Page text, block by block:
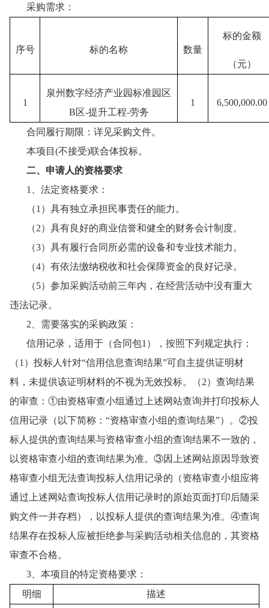
采购需求：
序号 标的名称 数量
标的金额
（元）
1
泉州数字经济产业园标准园区
B区-提升工程-劳务
1 6,500,000.00
合同履行期限：详见采购文件。
本项目 (不接受)联合体投标。
二、申请人的资格要求
1
法定资格要求：
（1）具有独立承担民事责任的能力。
（2）具有良好的商业信誉和健全的财务会计制度。
（3）具有履行合同所必需的设备和专业技术能力。
（4）有依法缴纳税收和社会保障资金的良好记录。
（5）参加采购活动前三年内，在经营活动中没有重大
违法记录。
2、需要落实的采购政策：
信用记录，适用于（合同包1），按照下列规定执行：
（1）投标人针对“信用信息查询结果”可自主提供证明材
料，未提供该证明材料的不视为无效投标。（2）查询结果
的审查：①由资格审查小组通过上述网站查询并打印投标人
信用记录（以下简称：“资格审查小组的查询结果”）。②投
标人提供的查询结果与资格审查小组的查询结果不一致的，
以资格审查小组的查询结果为准。③因上述网站原因导致资
格审查小组无法查询投标人信用记录的（资格审查小组应将
通过上述网站查询投标人信用记录时的原始页面打印后随采
购文件一并存档），以投标人提供的查询结果为准。④查询
结果存在投标人应被拒绝参与采购活动相关信息的，其资格
审查不合格。
3、本项目的特定资格要求：
明细
描述